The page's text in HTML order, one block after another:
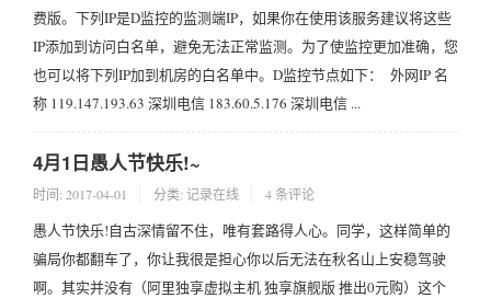
费版。下列IP是D监控的监测端IP，如果你在使用该服务建议将这些
IP添加到访问白名单，避免无法正常监测。为了使监控更加准确，您
也可以将下列IP加到机房的白名单中。D监控节点如下： 外网IP 名
称 119.147.193.63 深圳电信 183.60.5.176 深圳电信 ...
4月1日愚人节快乐!~
时间: 2017-04-01 分类: 记录在线 4 条评论
愚人节快乐!自古深情留不住，唯有套路得人心。同学，这样简单的
骗局你都翻车了，你让我很是担心你以后无法在秋名山上安稳驾驶
啊。其实并没有（阿里独享虚拟主机 独享旗舰版 推出0元购）这个